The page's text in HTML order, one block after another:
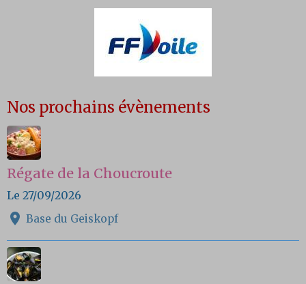
Nos prochains évènements
Régate de la Choucroute
Le 27/09/2026
Base du Geiskopf